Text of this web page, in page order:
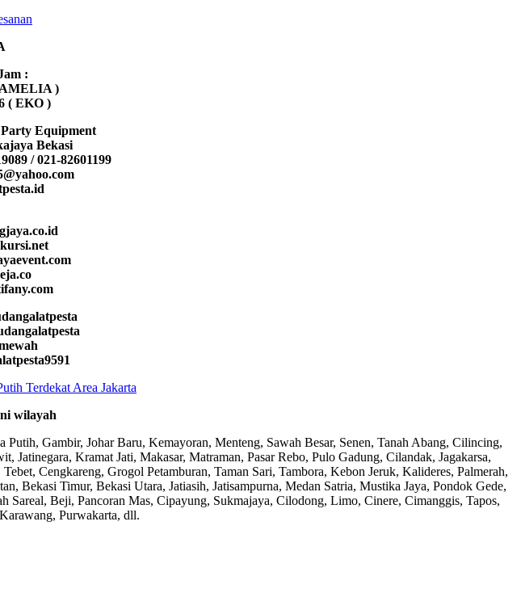
:
AMELIA )
( EKO )
Equipment
Bekasi
/ 021-82601199
Terdekat Area Jakarta
wilayah
Putih, Gambir, Johar Baru, Kemayoran, Menteng, Sawah Besar, Senen, Tanah Abang, Cilincing,
Kramat Jati, Makasar, Matraman, Pasar Rebo, Pulo Gadung, Cilandak, Jagakarsa,
Cengkareng, Grogol Petamburan, Taman Sari, Tambora, Kebon Jeruk, Kalideres, Palmerah,
Bekasi Timur, Bekasi Utara, Jatiasih, Jatisampurna, Medan Satria, Mustika Jaya, Pondok Gede,
Beji, Pancoran Mas, Cipayung, Sukmajaya, Cilodong, Limo, Cinere, Cimanggis, Tapos,
Purwakarta, dll.